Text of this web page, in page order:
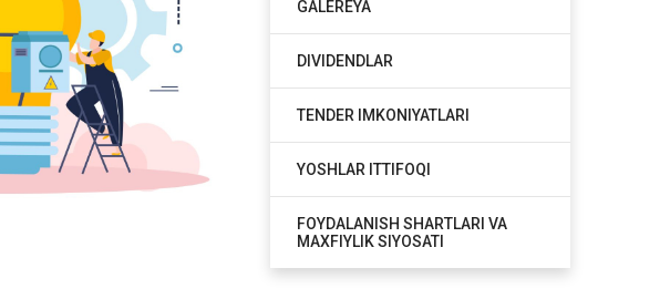
GALEREYA
DIVIDENDLAR
TENDER IMKONIYATLARI
YOSHLAR ITTIFOQI
FOYDALANISH SHARTLARI VA
MAXFIYLIK SIYOSATI